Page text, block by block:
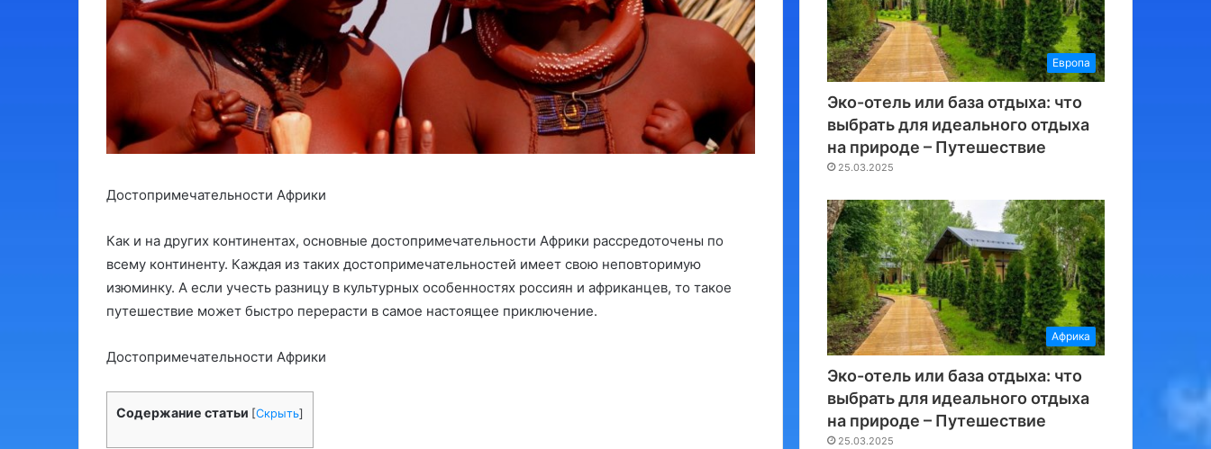
Достопримечательности Африки
Как и на других континентах, основные достопримечательности Африки рассредоточены по
всему континенту. Каждая из таких достопримечательностей имеет свою неповторимую
изюминку. А если учесть разницу в культурных особенностях россиян и африканцев, то такое
путешествие может быстро перерасти в самое настоящее приключение.
Достопримечательности Африки
Содержание статьи [Скрыть]
Европа
Эко-отель или база отдыха: что
выбрать для идеального отдыха
на природе – Путешествие
25.03.2025
Африка
Эко-отель или база отдыха: что
выбрать для идеального отдыха
на природе – Путешествие
25.03.2025